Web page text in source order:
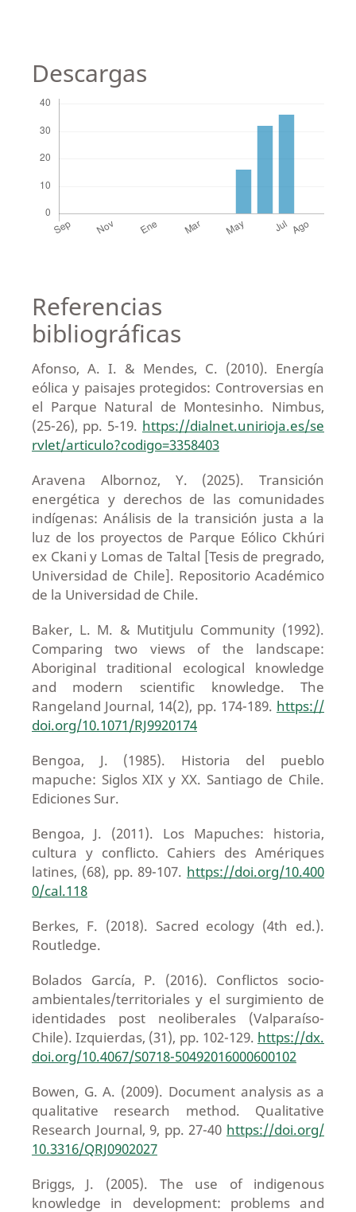
Descargas
Referencias
bibliográficas
Afonso, A. I. & Mendes, C. (2010). Energía
eólica y paisajes protegidos: Controversias en
el Parque Natural de Montesinho. Nimbus,
(25-26), pp. 5-19. https://dialnet.unirioja.es/se
rvlet/articulo?codigo=3358403
Aravena Albornoz, Y. (2025). Transición
energética y derechos de las comunidades
indígenas: Análisis de la transición justa a la
luz de los proyectos de Parque Eólico Ckhúri
ex Ckani y Lomas de Taltal [Tesis de pregrado,
Universidad de Chile]. Repositorio Académico
de la Universidad de Chile.
Baker, L. M. & Mutitjulu Community (1992).
Comparing two views of the landscape:
Aboriginal traditional ecological knowledge
and modern scientific knowledge. The
Rangeland Journal, 14(2), pp. 174-189. https://
doi.org/10.1071/RJ9920174
Bengoa, J. (1985). Historia del pueblo
mapuche: Siglos XIX y XX. Santiago de Chile.
Ediciones Sur.
Bengoa, J. (2011). Los Mapuches: historia,
cultura y conflicto. Cahiers des Amériques
latines, (68), pp. 89-107. https://doi.org/10.400
0/cal.118
Berkes, F. (2018). Sacred ecology (4th ed.).
Routledge.
Bolados García, P. (2016). Conflictos socio-
ambientales/territoriales y el surgimiento de
identidades post neoliberales (Valparaíso-
Chile). Izquierdas, (31), pp. 102-129. https://dx.
doi.org/10.4067/S0718-50492016000600102
Bowen, G. A. (2009). Document analysis as a
qualitative research method. Qualitative
Research Journal, 9, pp. 27-40 https://doi.org/
10.3316/QRJ0902027
Briggs, J. (2005). The use of indigenous
knowledge in development: problems and